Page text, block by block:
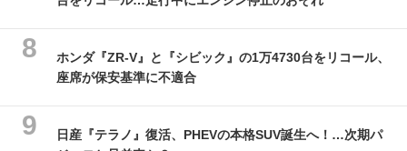
ホンダ『ZR-V』と『シビック』の1万4730台をリコール、
座席が保安基準に不適合
日産『テラノ』復活、PHEVの本格SUV誕生へ！…次期パ